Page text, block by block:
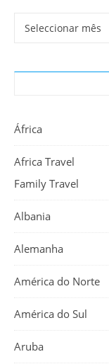
Arquivo
África
Africa Travel
Family Travel
Albania
Alemanha
América do Norte
América do Sul
Aruba